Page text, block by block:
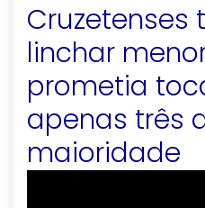
Cruzetenses
linchar
prometia
apenas três
maioridade